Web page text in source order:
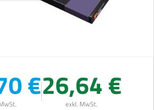
€26,64 €
exkl. MwSt.